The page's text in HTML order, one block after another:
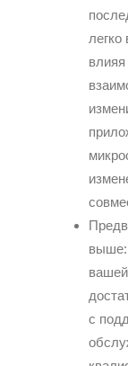
легко
выше:
с